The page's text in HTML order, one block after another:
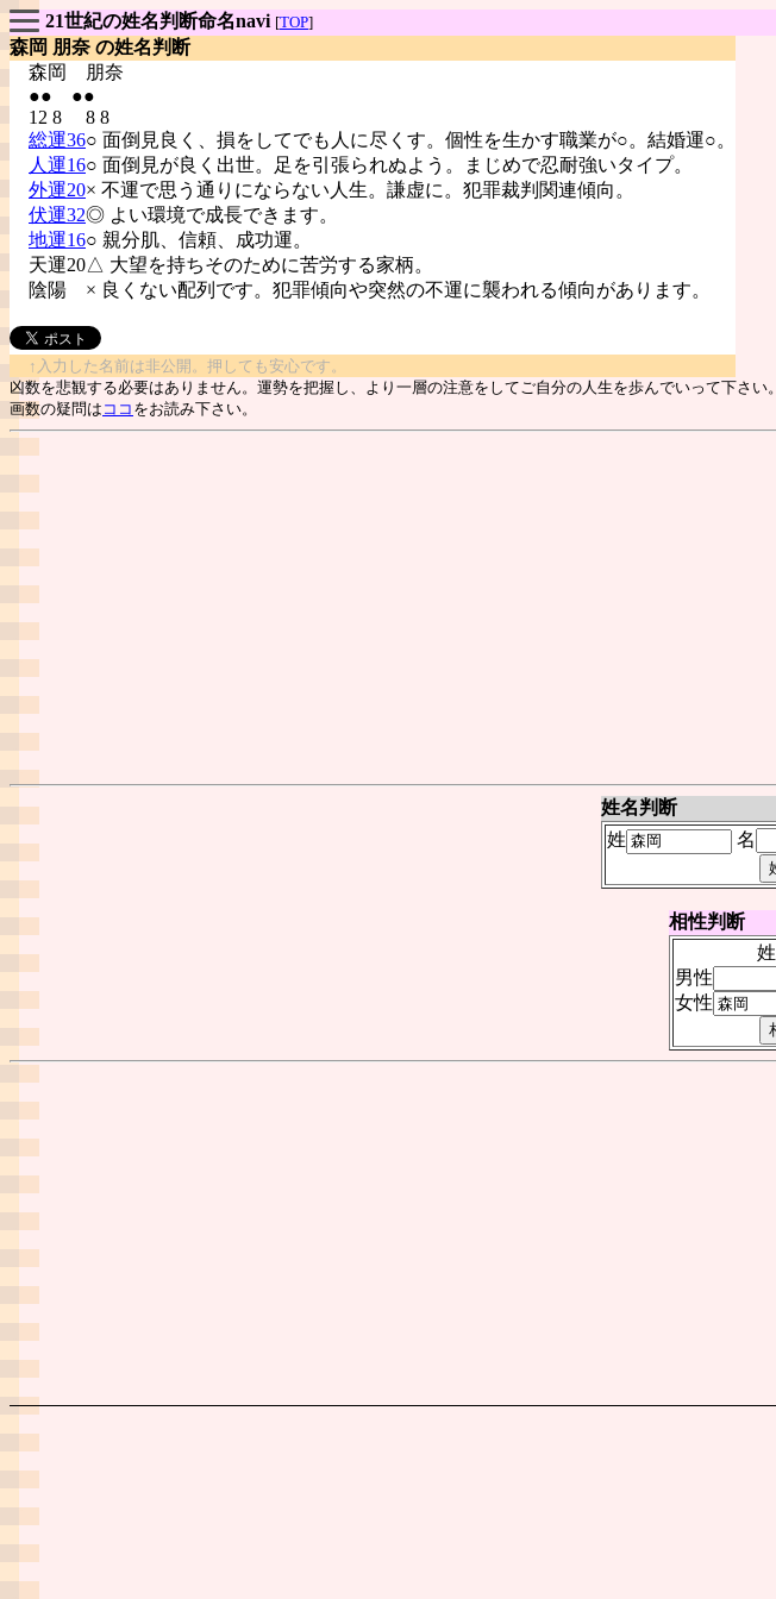
21世紀の姓名判断命名navi [TOP]
森岡 朋奈 の姓名判断
森岡
朋奈
●● ●●
12 8 8 8
総運36○ 面倒見良く、損をしてでも人に尽くす。個性を生かす職業が○。結婚運○。
人運16○ 面倒見が良く出世。足を引張られぬよう。まじめで忍耐強いタイプ。
外運20× 不運で思う通りにならない人生。謙虚に。犯罪裁判関連傾向。
伏運32◎ よい環境で成長できます。
地運16○ 親分肌、信頼、成功運。
天運20△ 大望を持ちそのために苦労する家柄。
陰陽 × 良くない配列です。犯罪傾向や突然の不運に襲われる傾向があります。
↑入力した名前は非公開。押しても安心です。
凶数を悲観する必要はありません。運勢を把握し、より一層の注意をしてご自分の人生を歩んでいって下さい。
画数の疑問は ココ をお読み下さい。
姓名判断
姓
名
相性判断
姓
男性
女性